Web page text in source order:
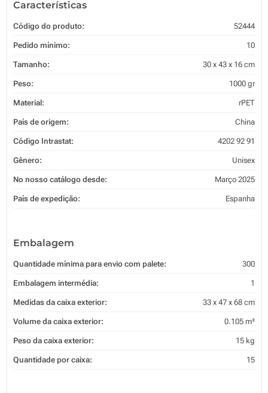
Características
Código do produto: 52444
Pedido mínimo: 10
Tamanho: 30 x 43 x 16 cm
Peso: 1000 gr
Material: rPET
País de origem: China
Código Intrastat: 4202 92 91
Gênero: Unisex
No nosso catálogo desde: Março 2025
País de expedição: Espanha
Embalagem
Quantidade mínima para envio com palete: 300
Embalagem intermédia: 1
Medidas da caixa exterior: 33 x 47 x 68 cm
Volume da caixa exterior: 0.105 m³
Peso da caixa exterior: 15 kg
Quantidade por caixa: 15